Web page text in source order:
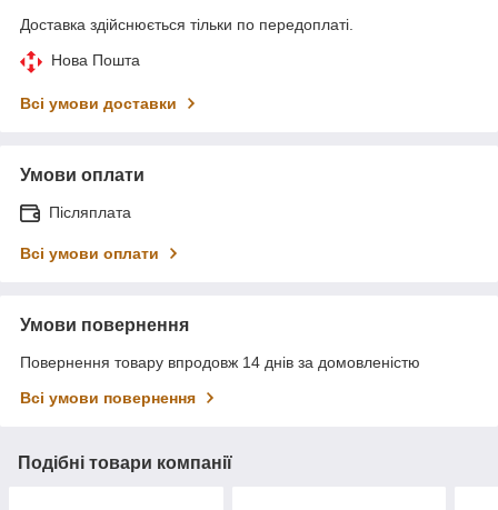
Доставка здійснюється тільки по передоплаті.
Нова Пошта
Всі умови доставки
Умови оплати
Післяплата
Всі умови оплати
Умови повернення
Повернення товару впродовж 14 днів за домовленістю
Всі умови повернення
Подібні товари компанії